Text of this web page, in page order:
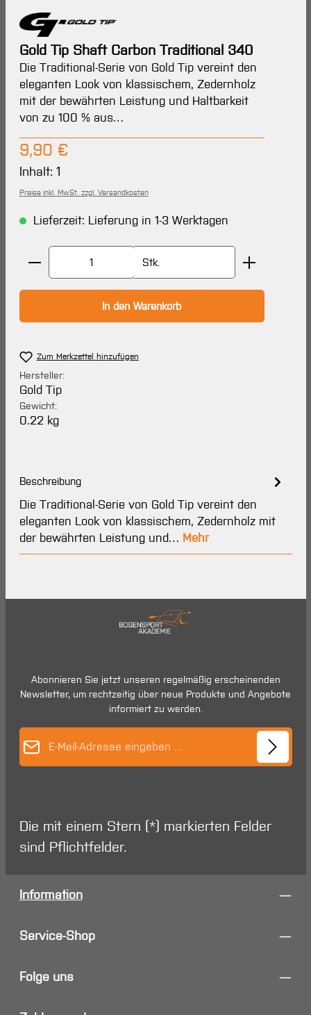
Gold Tip Shaft Carbon Traditional 340
Die Traditional-Serie von Gold Tip vereint den
eleganten Look von klassischem, Zedernholz
mit der bewährten Leistung und Haltbarkeit
von zu 100 % aus…
Regulärer Preis:
9,90 €
Inhalt: 1
Preise inkl. MwSt. zzgl. Versandkosten
Lieferzeit: Lieferung in 1-3 Werktagen
Produkt Anzahl: Gib den gewünschten Wert ein
Stk.
In den Warenkorb
Zum Merkzettel hinzufügen
Hersteller:
Gold Tip
Gewicht:
0.22 kg
Beschreibung
Die Traditional-Serie von Gold Tip vereint den
eleganten Look von klassischem, Zedernholz mit
der bewährten Leistung und… Mehr
Abonnieren Sie jetzt unseren regelmäßig erscheinenden
Newsletter, um rechtzeitig über neue Produkte und Angebote
informiert zu werden.
Die mit einem Stern (*) markierten Felder
sind Pflichtfelder.
Information
Service-Shop
Folge uns